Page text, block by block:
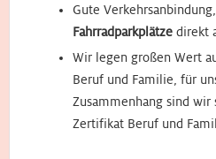
Gute Verkehrsanbindung,
Fahrradparkplätze direkt
Wir legen großen Wert
Beruf und Familie, für
Zusammenhang sind
Zertifikat Beruf und